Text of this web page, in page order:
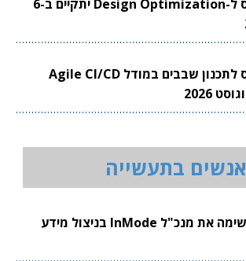
וובינר סינופסיס ל-Design Optimization יתקיים ב-6
וובינר סינופסיס לתכנון שבבים במודל Agile CI/CD
אנשים בתעשייה
קרן Steel מאשימה את מנכ"ל InMode בניצול מידע